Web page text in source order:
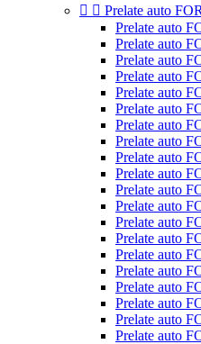
  Prelate auto
Prelate auto
Prelate auto
Prelate auto
Prelate auto
Prelate auto
Prelate auto
Prelate auto
Prelate auto
Prelate auto
Prelate auto
Prelate auto
Prelate auto
Prelate auto
Prelate auto
Prelate auto
Prelate auto
Prelate auto
Prelate auto
Prelate auto
Prelate auto